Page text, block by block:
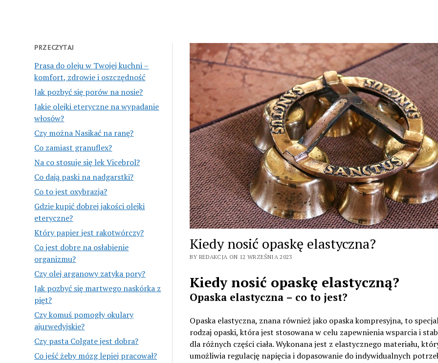
PRZECZYTAJ
Prasa do oleju w Twojej kuchni –
komfort, zdrowie i oszczędność
Jak pozbyć się porów na nosie?
Jakie olejki eteryczne na wypadanie
włosów?
Czy można Nasikać na ranę?
Co zamiast granuflex?
Na co stosuje się lek Vicebrol?
Co dają paski na nadgarstki?
Co to jest oxybrazja?
Gdzie kupić dobrej jakości olejki
eteryczne?
Który papier jest rakotwórczy?
Co jest dobre na osłabienie
organizmu?
Czy olej arganowy zatyka pory?
Jak pozbyć się martwego naskórka z
pięt?
Czy komuś pomogły okulary
ajurwedyjskie?
Czy pasta Colgate jest dobra?
Co jeść żeby mózg lepiej pracował?
Kiedy nosić opaskę elastyczna?
BY REDAKCJA ON 12 WRZEŚNIA 2023
Kiedy nosić opaskę elastyczną?
Opaska elastyczna – co to jest?
Opaska elastyczna, znana również jako opaska kompresyjna, to
rodzaj opaski, która jest stosowana w celu zapewnienia wsparcia i
dla różnych części ciała. Wykonana jest z elastycznego materiału,
umożliwia regulację napięcia i dopasowanie do indywidualnych